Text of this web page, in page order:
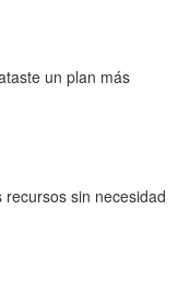
un plan más
sin necesidad